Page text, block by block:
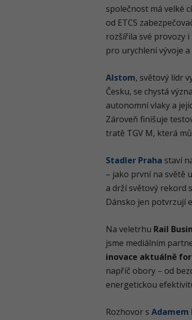
společnost má velké
od ETCS
rozšířila své provozy
pro urychlení vývoje a
Alstom, světový lídr
Česku, se chystá
autonomní vlaky a
Zároveň finišuje
tratě TGV M, která
Stadler Praha staví
– jako první na světě
a drží světový rekord
Dánsko jen potvrzují
Na veletrhu Rail
jsme mediálním
inovace aktuálně
napříč obory – od
energetickou
Rozhovor s Adamem